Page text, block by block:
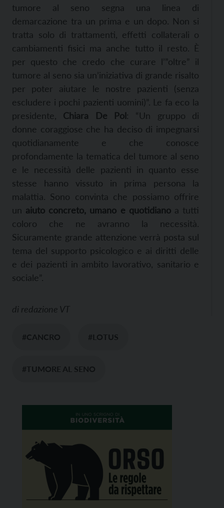
tumore al seno segna una linea di
demarcazione tra un prima e un dopo. Non si
tratta solo di trattamenti, effetti collaterali o
cambiamenti fisici ma anche tutto il resto. È
per questo che credo che curare l’”oltre” il
tumore al seno sia un’iniziativa di grande risalto
per poter aiutare le nostre pazienti (senza
escludere i pochi pazienti uomini)”. Le fa eco la
presidente, Chiara De Pol: “Un gruppo di
donne coraggiose che ha deciso di impegnarsi
quotidianamente e che conosce
profondamente la tematica del tumore al seno
e le necessità delle pazienti in quanto esse
stesse hanno vissuto in prima persona la
malattia. Sono convinta che possiamo offrire
un aiuto concreto, umano e quotidianoa tutti
coloro che ne avranno la necessità.
Sicuramente grande attenzione verrà posta sul
tema del supporto psicologico e ai diritti delle
e dei pazienti in ambito lavorativo, sanitario e
sociale”.
di redazione VT
#CANCRO #LOTUS
#TUMORE AL SENO